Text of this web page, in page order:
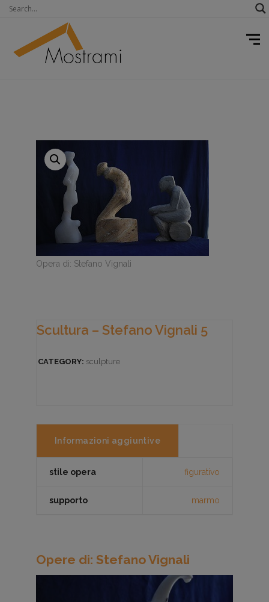
Opera di: Stefano Vignali
Scultura – Stefano Vignali 5
CATEGORY: sculpture
Informazioni aggiuntive
stile opera figurativo
supporto marmo
Opere di: Stefano Vignali